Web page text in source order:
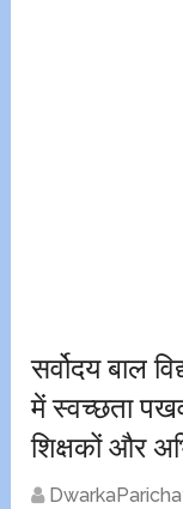
सर्वोदय बाल
में स्वच्छता
शिक्षकों और